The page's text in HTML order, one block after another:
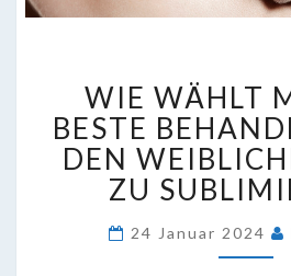
MAN
DIE
DEN
WIE WÄHLT
BESTE
DEN
ZU
24 Januar 2024